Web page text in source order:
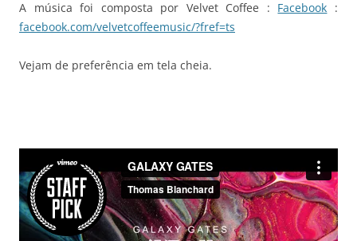
A música foi composta por Velvet Coffee : Facebook :
facebook.com/velvetcoffeemusic/?fref=ts
Vejam de preferência em tela cheia.